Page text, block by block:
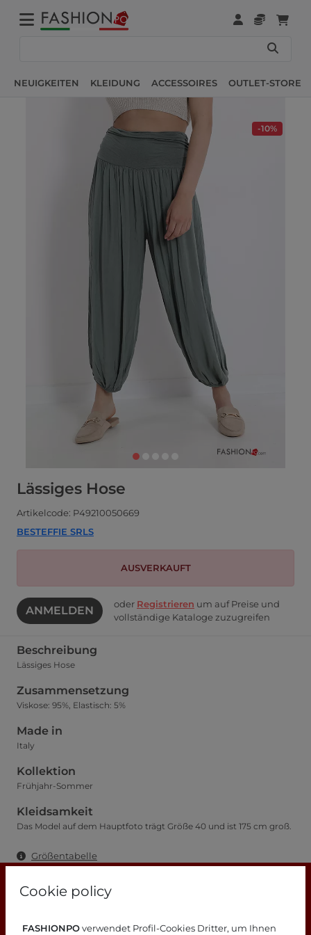
Cookie policy
FASHIONPOverwendet Profil-Cookies Dritter, um Ihnen
NEUIGKEITEN KLEIDUNG ACCESSOIRES OUTLET-STORE
-10%
Lässiges Hose
Artikelcode: P49210050669
BESTEFFIE SRLS
AUSVERKAUFT
ANMELDEN oder Registrieren um auf Preise und
vollständige Kataloge zuzugreifen
Beschreibung
Lässiges Hose
Zusammensetzung
Viskose: 95%, Elastisch: 5%
Made in
Italy
Kollektion
Frühjahr-Sommer
Kleidsamkeit
Das Model auf dem Hauptfoto trägt Größe 40 und ist 175 cm groß.
Größentabelle